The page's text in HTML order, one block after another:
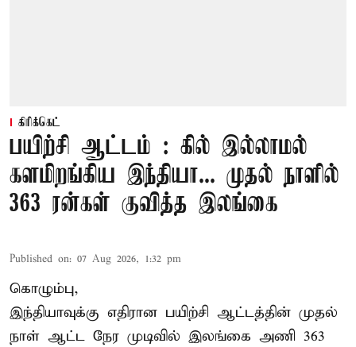
கிரிக்கெட்
பயிற்சி ஆட்டம் : கில் இல்லாமல்
களமிறங்கிய இந்தியா... முதல் நாளில்
363 ரன்கள் குவித்த இலங்கை
Published on: 07 Aug 2026, 1:32 pm
கொழும்பு,
இந்தியாவுக்கு எதிரான பயிற்சி ஆட்டத்தின் முதல்
நாள் ஆட்ட நேர முடிவில் இலங்கை அணி 363